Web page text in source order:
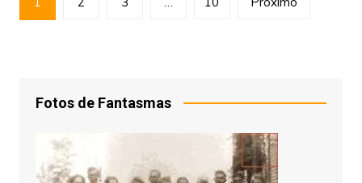
de
Fotos de Fantasmas